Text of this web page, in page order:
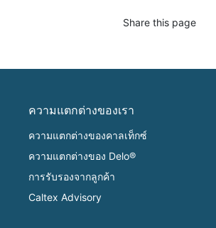
Share this page
ความแตกต่างของเรา
ความแตกต่างของคาลเท็กซ์
ความแตกต่างของ Delo®
การรับรองจากลูกค้า
Caltex Advisory